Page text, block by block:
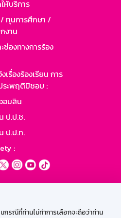
รณีที่ท่านไม่ทำการเลือกจะถือว่าท่าน
ห้บริการ
ทุนการศึกษา /
งาน
ช่องทางการร้อง
เรื่องร้องเรียน การ
ระพฤติมิชอบ :
อมสิน
ป.ป.ช.
ป.ป.ท.
: